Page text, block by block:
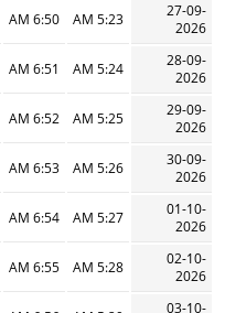
27-09-
2026
5:23 AM
6:50 AM
28-09-
2026
5:24 AM
6:51 AM
29-09-
2026
5:25 AM
6:52 AM
30-09-
2026
5:26 AM
6:53 AM
01-10-
2026
5:27 AM
6:54 AM
02-10-
2026
5:28 AM
6:55 AM
03-10-